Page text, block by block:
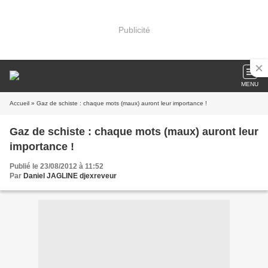
Publicité
MENU
Accueil » Gaz de schiste : chaque mots (maux) auront leur importance !
Gaz de schiste : chaque mots (maux) auront leur
importance !
Publié le 23/08/2012 à 11:52
Par Daniel JAGLINE djexreveur